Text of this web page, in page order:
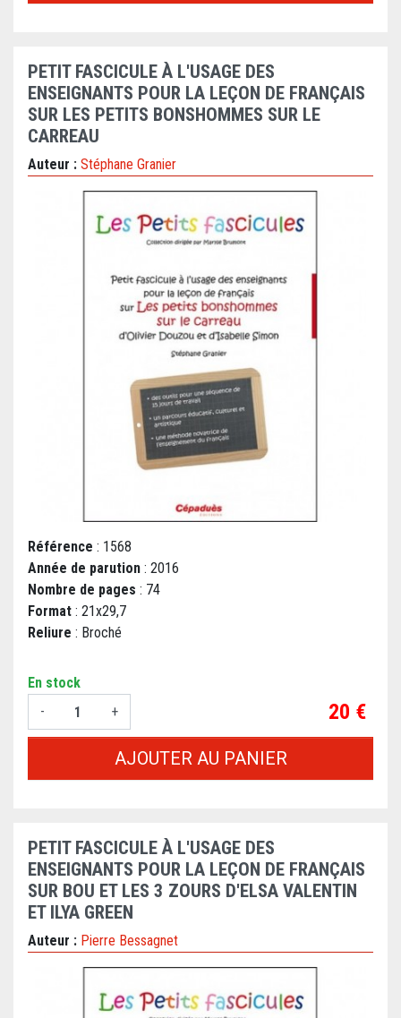
PETIT FASCICULE À L'USAGE DES
ENSEIGNANTS POUR LA LEÇON DE FRANÇAIS
SUR LES PETITS BONSHOMMES SUR LE
CARREAU
Auteur : Stéphane Granier
Référence : 1568
Année de parution : 2016
Nombre de pages : 74
Format : 21x29,7
Reliure : Broché
En stock
-
+ Prix
20 €
AJOUTER AU PANIER
PETIT FASCICULE À L'USAGE DES
ENSEIGNANTS POUR LA LEÇON DE FRANÇAIS
SUR BOU ET LES 3 ZOURS D'ELSA VALENTIN
ET ILYA GREEN
Auteur : Pierre Bessagnet